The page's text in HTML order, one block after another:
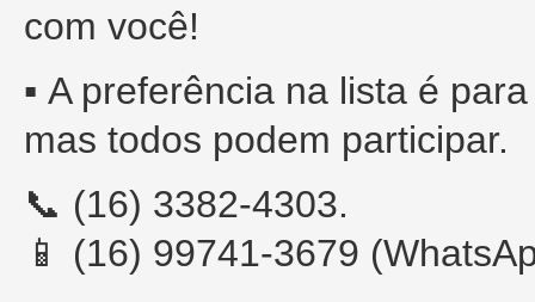
com você!
▪️ A preferência na lista é
mas todos podem participar.
📞 (16) 3382-4303.
📱 (16) 99741-3679